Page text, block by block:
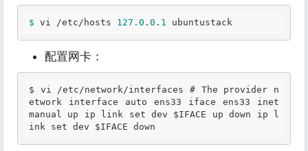
$ vi /etc/hosts 127.0 . 0 . 1 ubuntustack
配置网卡：
$ vi /etc/network/interfaces # The provider n
etwork interface auto ens33 iface ens33 inet
manual up ip link set dev $IFACE up down ip l
ink set dev $IFACE down